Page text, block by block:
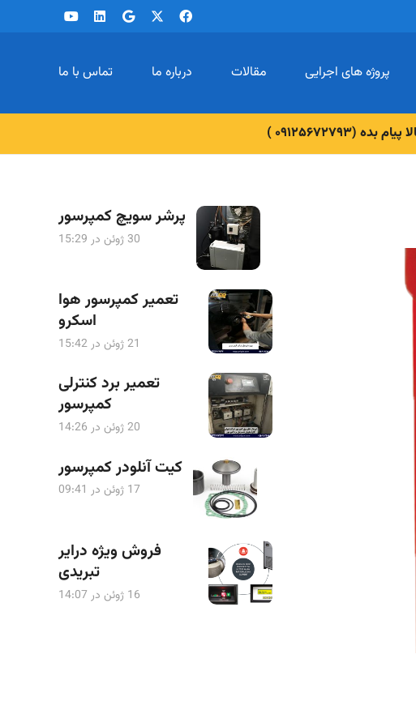
پروژه های اجرایی مقالات درباره ما تماس با ما
)
پرشر سویچ کمپرسور
30 ژوئن در 15:29
تعمیر کمپرسور هوا
اسکرو
21 ژوئن در 15:42
تعمیر برد کنترلی
کمپرسور
20 ژوئن در 14:26
کیت آنلودر کمپرسور
17 ژوئن در 09:41
فروش ویژه درایر
تبریدی
16 ژوئن در 14:07